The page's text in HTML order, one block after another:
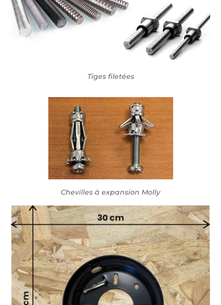
Tiges filetées
Chevilles à expansion Molly